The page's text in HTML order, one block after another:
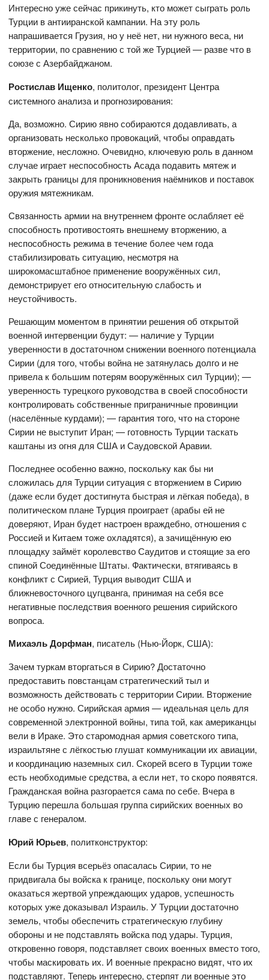
Интересно уже сейчас прикинуть, кто может сыграть роль
Турции в антииранской кампании. На эту роль
напрашивается Грузия, но у неё нет, ни нужного веса, ни
территории, по сравнению с той же Турцией — разве что в
союзе с Азербайджаном.
Ростислав Ищенко, политолог, президент Центра
системного анализа и прогнозирования:
Да, возможно. Сирию явно собираются додавливать, а
организовать несколько провокаций, чтобы оправдать
вторжение, несложно. Очевидно, ключевую роль в данном
случае играет неспособность Асада подавить мятеж и
закрыть границы для проникновения наёмников и поставок
оружия мятежникам.
Связанность армии на внутреннем фронте ослабляет её
способность противостоять внешнему вторжению, а
неспособность режима в течение более чем года
стабилизировать ситуацию, несмотря на
широкомасштабное применение вооружённых сил,
демонстрирует его относительную слабость и
неустойчивость.
Решающим моментом в принятии решения об открытой
военной интервенции будут: — наличие у Турции
уверенности в достаточном снижении военного потенциала
Сирии (для того, чтобы война не затянулась долго и не
привела к большим потерям вооружённых сил Турции); —
уверенность турецкого руководства в своей способности
контролировать собственные приграничные провинции
(населённые курдами); — гарантия того, что на стороне
Сирии не выступит Иран; — готовность Турции таскать
каштаны из огня для США и Саудовской Аравии.
Последнее особенно важно, поскольку как бы ни
сложилась для Турции ситуация с вторжением в Сирию
(даже если будет достигнута быстрая и лёгкая победа), в
политическом плане Турция проиграет (арабы ей не
доверяют, Иран будет настроен враждебно, отношения с
Россией и Китаем тоже охладятся), а зачищённую ею
площадку займёт королевство Саудитов и стоящие за его
спиной Соединённые Штаты. Фактически, втягиваясь в
конфликт с Сирией, Турция выводит США и
ближневосточного цугцванга, принимая на себя все
негативные последствия военного решения сирийского
вопроса.
Михаэль Дорфман, писатель (Нью-Йорк, США):
Зачем туркам вторгаться в Сирию? Достаточно
предоставить повстанцам стратегический тыл и
возможность действовать с территории Сирии. Вторжение
не особо нужно. Сирийская армия — идеальная цель для
современной электронной войны, типа той, как американцы
вели в Ираке. Это старомодная армия советского типа,
израильтяне с лёгкостью глушат коммуникации их авиации,
и координацию наземных сил. Скорей всего в Турции тоже
есть необходимые средства, а если нет, то скоро появятся.
Гражданская война разгорается сама по себе. Вчера в
Турцию перешла большая группа сирийских военных во
главе с генералом.
Юрий Юрьев, политконструктор:
Если бы Турция всерьёз опасалась Сирии, то не
придвигала бы войска к границе, поскольку они могут
оказаться жертвой упреждающих ударов, успешность
которых уже доказывал Израиль. У Турции достаточно
земель, чтобы обеспечить стратегическую глубину
обороны и не подставлять войска под удары. Турция,
откровенно говоря, подставляет своих военных вместо того,
чтобы маскировать их. И военные прекрасно видят, что их
подставляют. Теперь интересно, стерпят ли военные это